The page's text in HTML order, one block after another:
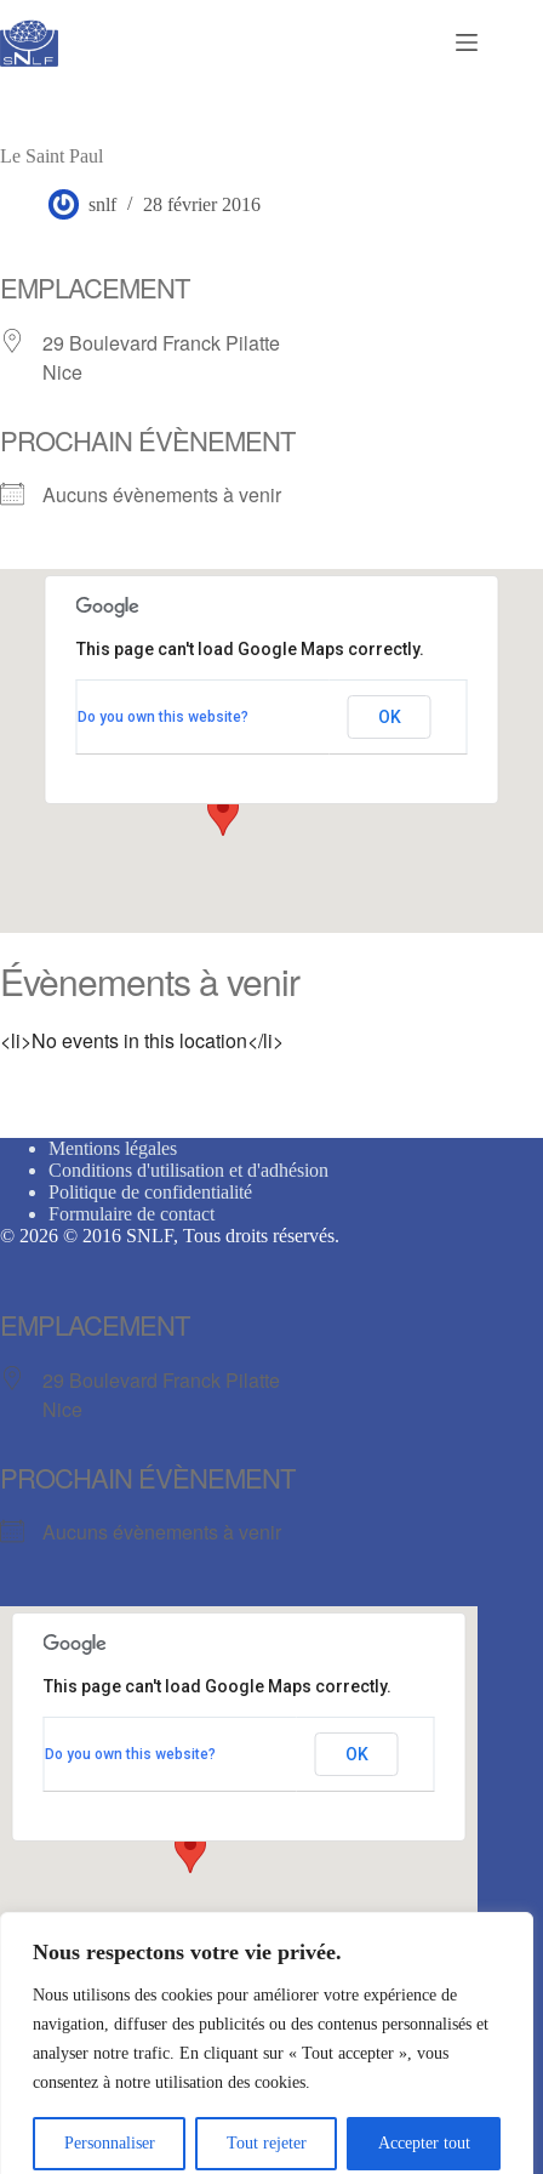
Nous respectons votre vie privée.
Nous utilisons des cookies pour améliorer votre expérience de
navigation, diffuser des publicités ou des contenus personnalisés et
analyser notre trafic. En cliquant sur « Tout accepter », vous
consentez à notre utilisation des cookies.
Personnaliser Tout rejeter Accepter tout
au
contenu
Le Saint Paul
snlf 28 février 2016
EMPLACEMENT
29 Boulevard Franck Pilatte
Nice
PROCHAIN ÉVÈNEMENT
Aucuns évènements à venir
Le Saint Paul
This page can't load Google Maps correctly.
Do you own this website? OK
Évènements à venir
<li>No events in this location</li>
Mentions légales
Conditions d'utilisation et d'adhésion
Politique de confidentialité
Formulaire de contact
© 2026 © 2016 SNLF, Tous droits réservés.
EMPLACEMENT
29 Boulevard Franck Pilatte
Nice
PROCHAIN ÉVÈNEMENT
Aucuns évènements à venir
Le Saint Paul
This page can't load Google Maps correctly.
Do you own this website? OK
Évènements à venir
<li>No events in this location</li>